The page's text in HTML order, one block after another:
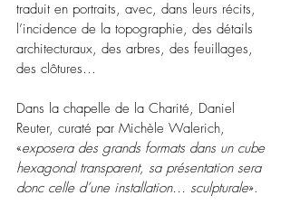
traduit en portraits, avec, dans leurs récits,
l’incidence de la topographie, des détails
architecturaux, des arbres, des feuillages,
des clôtures…
Dans la chapelle de la Charité, Daniel
Reuter, curaté par Michèle Walerich,
«exposera des grands formats dans un cube
hexagonal transparent, sa présentation sera
donc celle d’une installation… sculpturale».